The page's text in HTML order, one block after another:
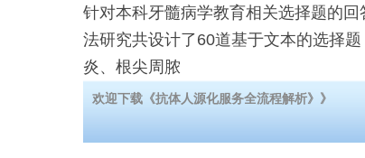
针对本科牙髓病学教育相关选择题的
法研究共设计了60道基于文本的选择
炎、根尖周脓
欢迎下载《抗体人源化服务全流程解析》》